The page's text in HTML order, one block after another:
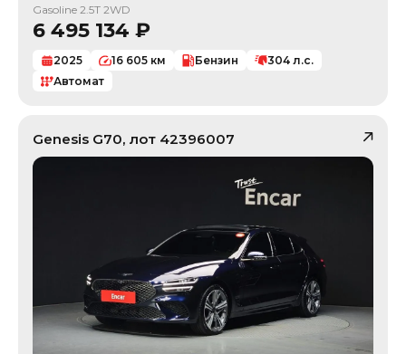
Gasoline 2.5T 2WD
6 495 134 ₽
2025 16 605 км Бензин 304 л.с.
Автомат
Genesis G70, лот 42396007